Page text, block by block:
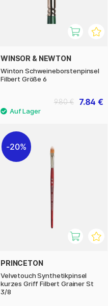
WINSOR & NEWTON
Winton Schweineborstenpinsel
Filbert Größe 6
7.84 €
9.80 €
20%
PRINCETON
Velvetouch Synthetikpinsel
kurzes Griff Filbert Grainer St
3/8